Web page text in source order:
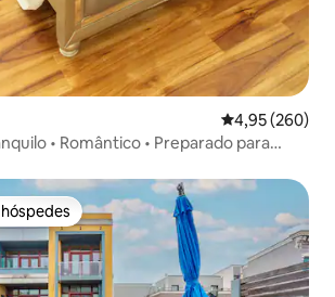
4,95 de uma
4,95 (260)
• Romântico • Preparado para
preferidos dos hóspedes